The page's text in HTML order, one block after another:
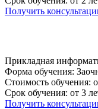
Получить
Прикладная
Форма обучения:
Стоимость обучения:
Срок обучения: от 3
Получить